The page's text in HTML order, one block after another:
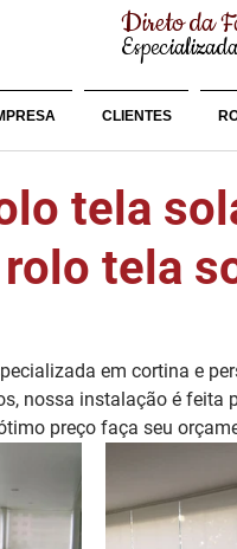
Direto da
CLIENTES
tela
tela
em cortina e
nossa instalação é
preço faça seu